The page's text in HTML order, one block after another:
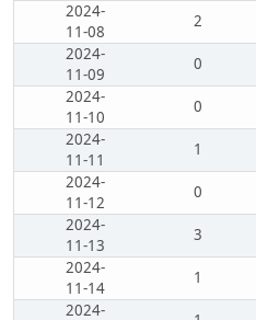
2024-
11-08
2
2024-
11-09
0
2024-
11-10
0
2024-
11-11
1
2024-
11-12
0
2024-
11-13
3
2024-
11-14
1
2024-